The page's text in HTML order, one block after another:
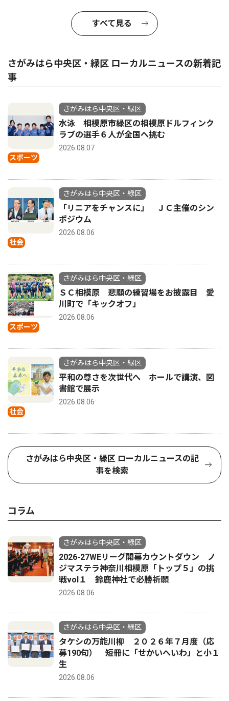
すべて見る
さがみはら中央区・緑区 ローカルニュースの新着記
事
スポーツ
さがみはら中央区・緑区
水泳 相模原市緑区の相模原ドルフィンク
ラブの選手６人が全国へ挑む
2026.08.07
社会
さがみはら中央区・緑区
「リニアをチャンスに」 ＪＣ主催のシン
ポジウム
2026.08.06
スポーツ
さがみはら中央区・緑区
ＳＣ相模原 悲願の練習場をお披露目 愛
川町で「キックオフ」
2026.08.06
社会
さがみはら中央区・緑区
平和の尊さを次世代へ ホールで講演、図
書館で展示
2026.08.06
さがみはら中央区・緑区 ローカルニュースの記
事を検索
コラム
さがみはら中央区・緑区
2026-27WEリーグ開幕カウントダウン ノ
ジマステラ神奈川相模原「トップ５」の挑
戦vol１ 鈴鹿神社で必勝祈願
2026.08.06
さがみはら中央区・緑区
タケシの万能川柳 ２０２６年７月度（応
募190句） 短冊に「せかいへいわ」と小１
生
2026.08.06